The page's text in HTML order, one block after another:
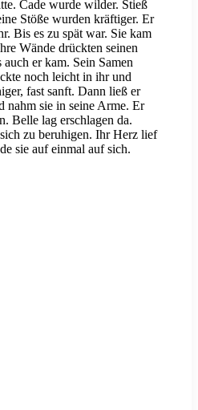
Cade wurde wilder. Stieß
Stöße wurden kräftiger. Er
Bis es zu spät war. Sie kam
Wände drückten seinen
er kam. Sein Samen
noch leicht in ihr und
fast sanft. Dann ließ er
nahm sie in seine Arme. Er
Belle lag erschlagen da.
zu beruhigen. Ihr Herz lief
sie auf einmal auf sich.